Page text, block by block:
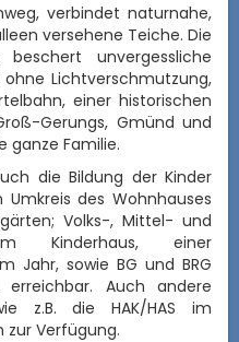
verbindet naturnahe,
versehene Teiche. Die
unvergessliche
Lichtverschmutzung,
einer historischen
Gerungs, Gmünd und
ganze Familie.
die Bildung der Kinder
des Wohnhauses
Volks-, Mittel- und
Kinderhaus, einer
Jahr, sowie BG und BRG
Auch andere
z.B. die HAK/HAS im
Verfügung.